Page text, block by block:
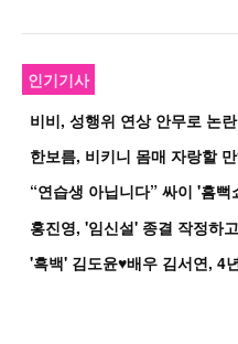
인기기사
한보름, 비키니 몸매 자랑할